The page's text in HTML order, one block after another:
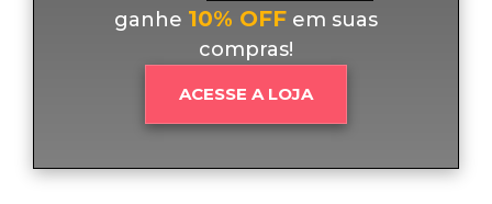
ganhe 10% OFF em suas
compras!
ACESSE A LOJA